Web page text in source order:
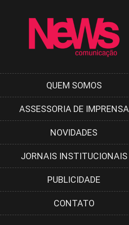
QUEM SOMOS
ASSESSORIA DE IMPRENSA
NOVIDADES
JORNAIS INSTITUCIONAIS
PUBLICIDADE
CONTATO